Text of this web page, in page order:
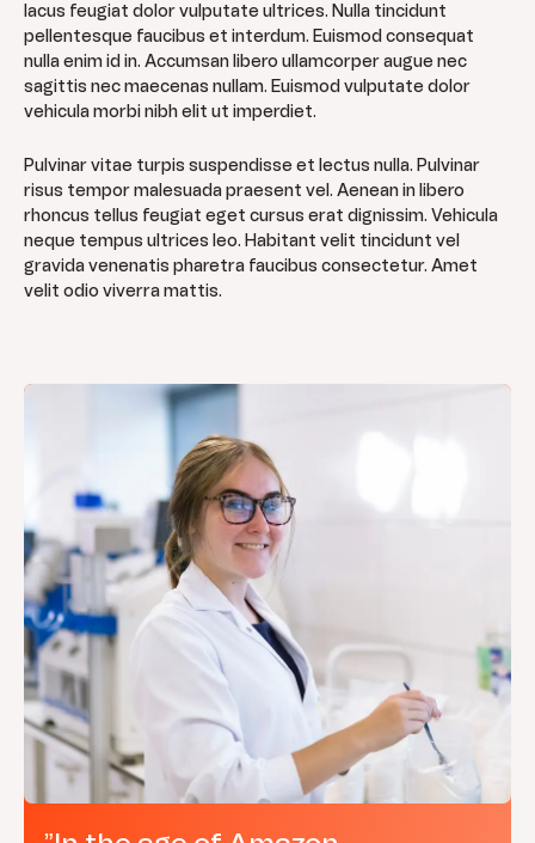
lacus feugiat dolor vulputate ultrices. Nulla tincidunt
pellentesque faucibus et interdum. Euismod consequat
nulla enim id in. Accumsan libero ullamcorper augue nec
sagittis nec maecenas nullam. Euismod vulputate dolor
vehicula morbi nibh elit ut imperdiet.
Pulvinar vitae turpis suspendisse et lectus nulla. Pulvinar
risus tempor malesuada praesent vel. Aenean in libero
rhoncus tellus feugiat eget cursus erat dignissim. Vehicula
neque tempus ultrices leo. Habitant velit tincidunt vel
gravida venenatis pharetra faucibus consectetur. Amet
velit odio viverra mattis.